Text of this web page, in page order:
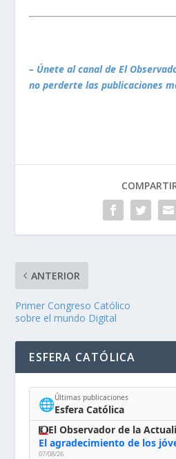
– Únete al canal de El
no perderte las publicaciones
ANTERIOR
Primer Congreso Católico
sobre el mundo Digital
ESFERA CATÓLICA
🌐Últimas publicaciones
Esfera Católica
El Observador de la
07/08/26